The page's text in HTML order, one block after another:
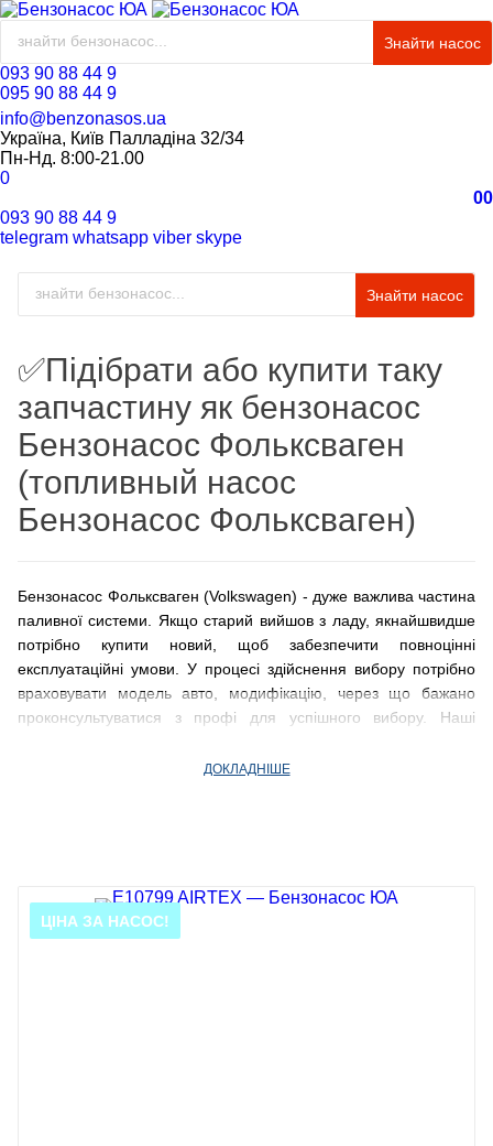
Знайти насос
093 90 88 44 9
095 90 88 44 9
info@benzonasos.ua
Україна, Київ Палладіна 32/34
Пн-Нд. 8:00-21.00
0
00
093 90 88 44 9
telegram whatsapp viber skype
Знайти насос
✅Підібрати або купити таку
запчастину як бензонасос
Бензонасос Фольксваген
(топливный насос
Бензонасос Фольксваген)
Бензонасос Фольксваген (Volkswagen) - дуже важлива частина
паливної системи. Якщо старий вийшов з ладу, якнайшвидше
потрібно купити новий, щоб забезпечити повноцінні
експлуатаційні умови. У процесі здійснення вибору потрібно
враховувати модель авто, модифікацію, через що бажано
проконсультуватися з профі для успішного вибору. Наші
збалансоване рішення за ціною та якістю під конкретну
ДОКЛАДНІШЕ
ЦІНА ЗА НАСОС!